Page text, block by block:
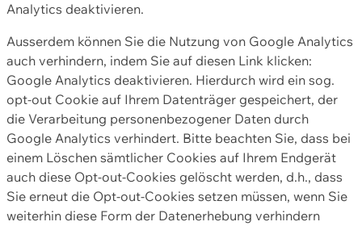
Analytics deaktivieren.
Ausserdem können Sie die Nutzung von Google Analytics
auch verhindern, indem Sie auf diesen Link klicken:
Google Analytics deaktivieren. Hierdurch wird ein sog.
opt-out Cookie auf Ihrem Datenträger gespeichert, der
die Verarbeitung personenbezogener Daten durch
Google Analytics verhindert. Bitte beachten Sie, dass bei
einem Löschen sämtlicher Cookies auf Ihrem Endgerät
auch diese Opt-out-Cookies gelöscht werden, d.h., dass
Sie erneut die Opt-out-Cookies setzen müssen, wenn Sie
weiterhin diese Form der Datenerhebung verhindern